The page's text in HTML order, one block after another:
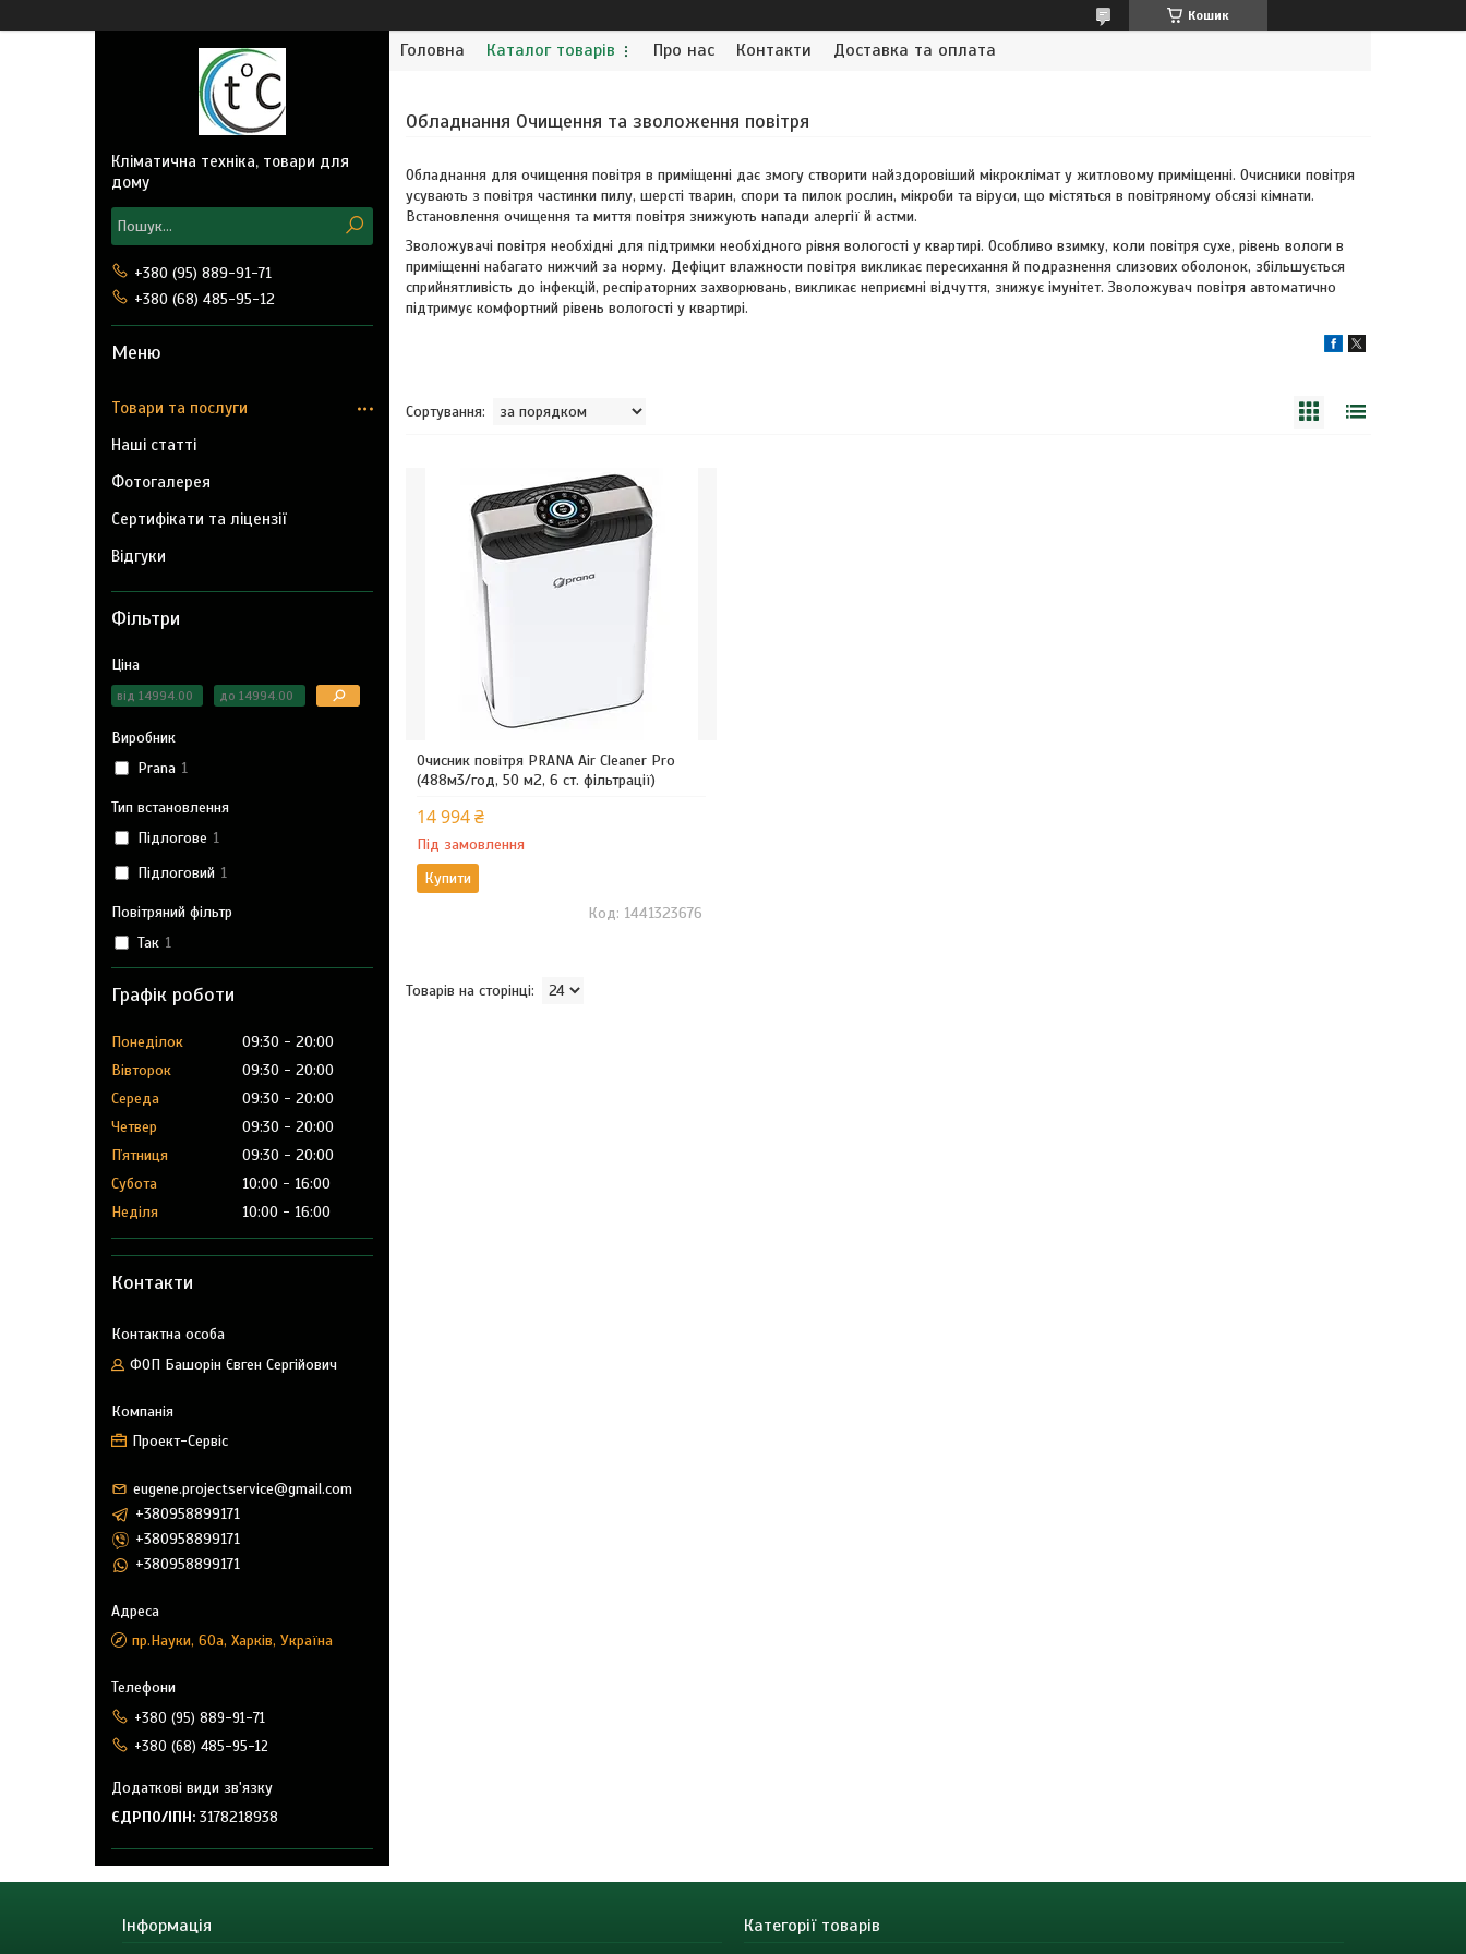
Кошик
Головна Каталог товарів Про нас Контакти Доставка та оплата
Обладнання Очищення та зволоження повітря
Обладнання для очищення повітря в приміщенні дає змогу створити найздоровіший мікроклімат у житловому приміщенні. Очисники повітря
усувають з повітря частинки пилу, шерсті тварин, спори та пилок рослин, мікроби та віруси, що містяться в повітряному обсязі кімнати.
Встановлення очищення та миття повітря знижують напади алергії й астми.
Зволожувачі повітря необхідні для підтримки необхідного рівня вологості у квартирі. Особливо взимку, коли повітря сухе, рівень вологи в
приміщенні набагато нижчий за норму. Дефіцит влажности повітря викликає пересихання й подразнення слизових оболонок, збільшується
сприйнятливість до інфекцій, респіраторних захворювань, викликає неприємні відчуття, знижує імунітет. Зволожувач повітря автоматично
підтримує комфортний рівень вологості у квартирі.
Очисник повітря PRANA Air Cleaner Pro
(488м3/год, 50 м2, 6 ст. фільтрації)
14 994 ₴
Під замовлення
Купити
1441323676
Кліматична техніка, товари для
дому
+380 (95) 889-91-71
+380 (68) 485-95-12
Товари та послуги
Наші статті
Фотогалерея
Сертифікати та ліцензії
Відгуки
Фільтри
Ціна
Виробник
Prana 1
Тип встановлення
Підлогове 1
Підлоговий 1
Повітряний фільтр
Так 1
Графік роботи
Понеділок 09:30
20:00
Вівторок
09:30
20:00
Середа
09:30
20:00
Четвер
09:30
20:00
Пʼятниця
09:30
20:00
Субота
10:00
16:00
Неділя
10:00 16:00
Контакти
ФОП Башорін Євген Сергійович
Проект-Сервіс
eugene.projectservice@gmail.com
+380958899171
+380958899171
+380958899171
пр.Науки, 60а, Харків, Україна
+380 (95) 889-91-71
+380 (68) 485-95-12
ЄДРПО/ІПН 3178218938
Інформація Категорії товарів